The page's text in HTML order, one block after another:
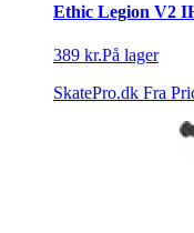
Ethic Legion V2
389 kr.På lager
SkatePro.dk Fra